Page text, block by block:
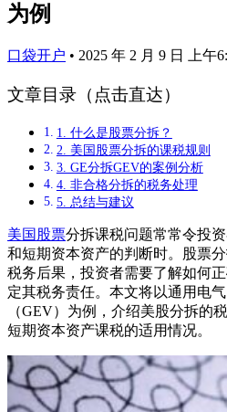
为例
口袋开户 • 2025 年 2 月 9 日 上午
文章目录（点击直达）
1. 什么是股票分拆？
2. 美国股票分拆的课税规则
3. GE分拆GEV的案例分析
4. 非合格分拆的税务处理
5. 总结与建议
美国股票分拆课税问题常常令投
和短期资本资产的判断时。股票
税务后果，投资者需要了解如何
定其税务责任。本文将以通用电
（GEV）为例，介绍美股分拆的
短期资本资产课税的适用情况。